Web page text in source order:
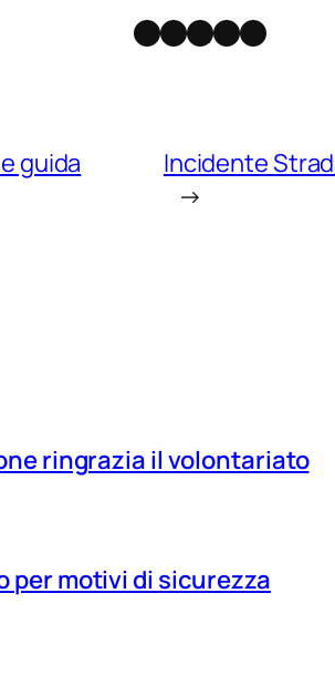
Facebook
Instagram
X Threads
Telegram
guida
Incidente
→
ringrazia il volontariato
per motivi di sicurezza